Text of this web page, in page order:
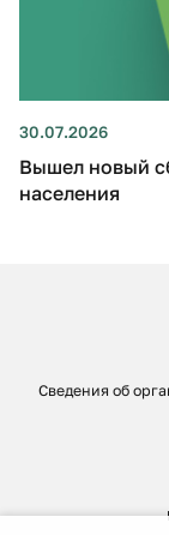
30.07.2026
Вышел новый
населения
Сведения об